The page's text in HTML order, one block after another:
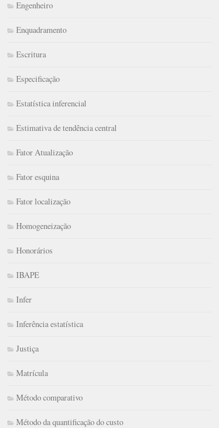
Engenheiro
Enquadramento
Escritura
Especificação
Estatística inferencial
Estimativa de tendência central
Fator Atualização
Fator esquina
Fator localização
Homogeneização
Honorários
IBAPE
Infer
Inferência estatística
Justiça
Matrícula
Método comparativo
Método da quantificação do custo